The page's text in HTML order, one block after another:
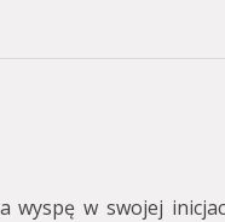
wyspę w swojej